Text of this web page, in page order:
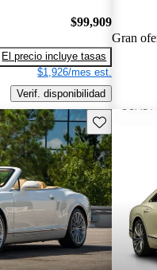
$99,909
El precio incluye tasas
$1,926/mes est.
Verif. disponibilidad
Gran
Guarda este